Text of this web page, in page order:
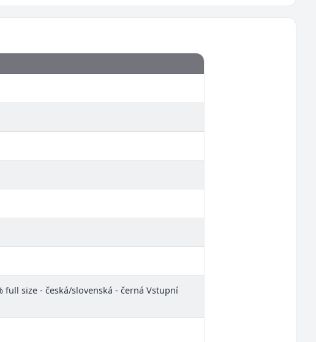
full size - česká/slovenská - černá Vstupní